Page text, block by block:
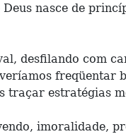
nasce de
desfilando com
freqüentar
traçar estratégias
imoralidade,